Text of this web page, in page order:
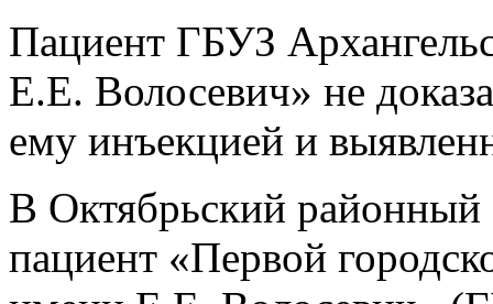
Пациент ГБУЗ
Е.Е. Волосевич» не
ему инъекцией и
В Октябрьский районный
пациент «Первой